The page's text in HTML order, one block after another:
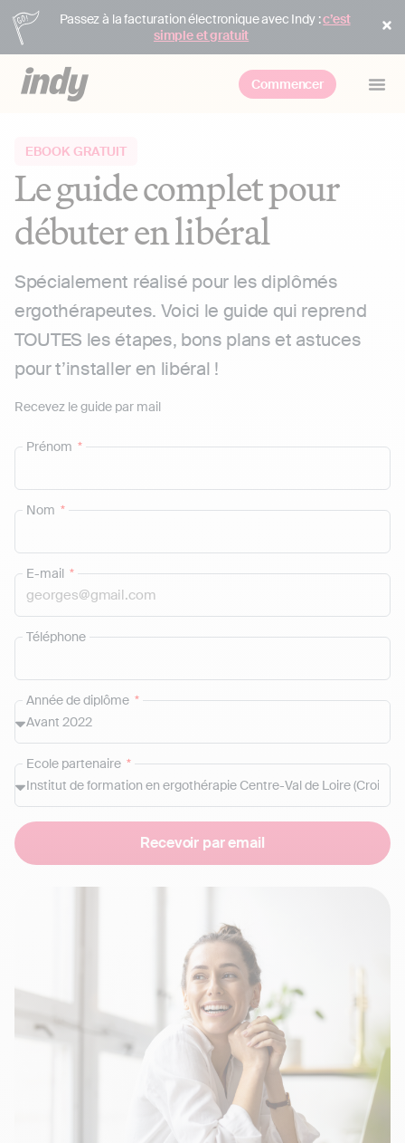
Passez à la facturation électronique avec Indy :c’est
simple et gratuit
Commencer
EBOOK GRATUIT
Le guide complet pour
débuter en libéral
Spécialement réalisé pour les diplômés
ergothérapeutes. Voici le guide qui reprend
TOUTES les étapes, bons plans et astuces
pour t’installer en libéral !
Recevez le guide par mail
Prénom
Nom
E-mail
Téléphone
Année de diplôme
Ecole partenaire
Recevoir par email